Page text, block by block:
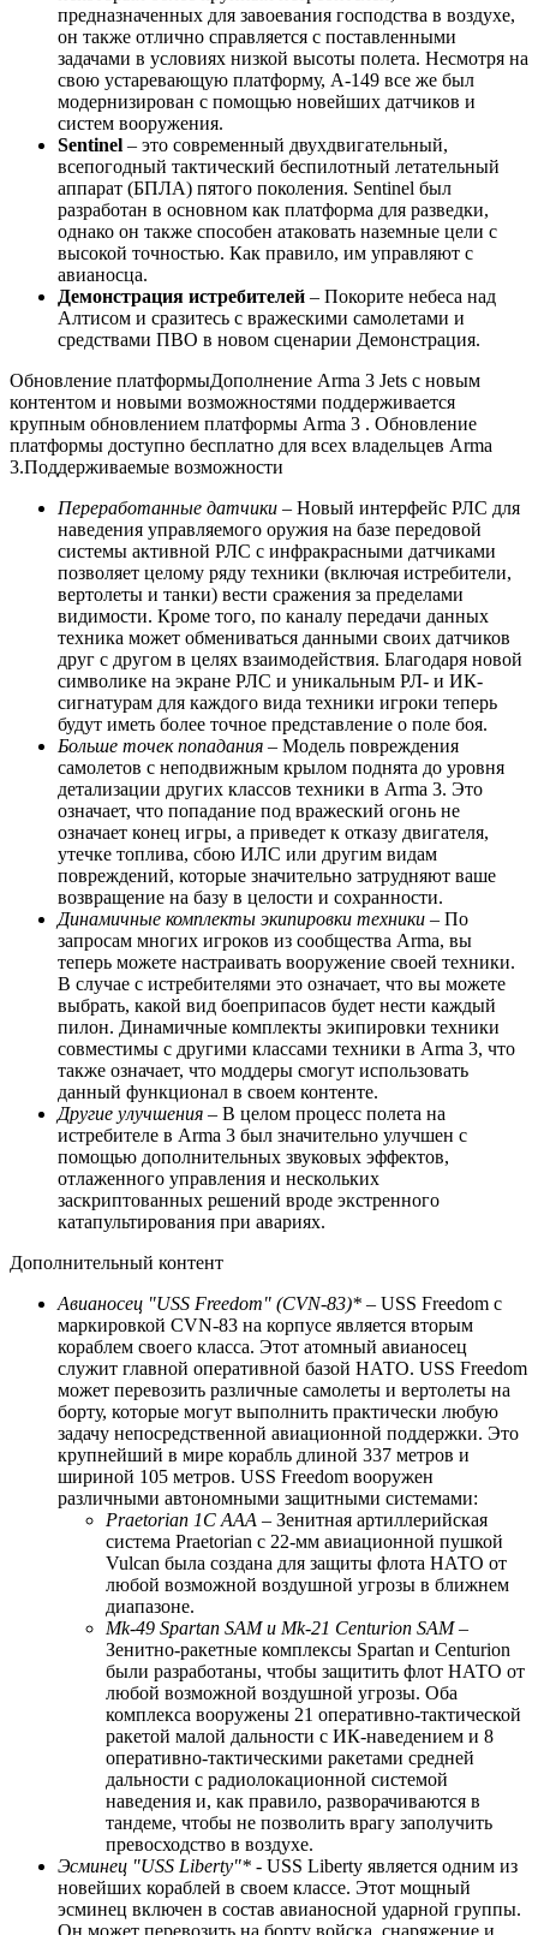
предназначенных для завоевания господства в воздухе,
он также отлично справляется с поставленными
задачами в условиях низкой высоты полета. Несмотря на
свою устаревающую платформу, A-149 все же был
модернизирован с помощью новейших датчиков и
систем вооружения.
Sentinel – это современный двухдвигательный,
всепогодный тактический беспилотный летательный
аппарат (БПЛА) пятого поколения. Sentinel был
разработан в основном как платформа для разведки,
однако он также способен атаковать наземные цели с
высокой точностью. Как правило, им управляют с
авианосца.
Демонстрация истребителей – Покорите небеса над
Алтисом и сразитесь с вражескими самолетами и
средствами ПВО в новом сценарии Демонстрация.
Обновление платформыДополнение Arma 3 Jets с новым
контентом и новыми возможностями поддерживается
крупным обновлением платформы Arma 3 . Обновление
платформы доступно бесплатно для всех владельцев Arma
3.Поддерживаемые возможности
Переработанные датчики – Новый интерфейс РЛС для
наведения управляемого оружия на базе передовой
системы активной РЛС с инфракрасными датчиками
позволяет целому ряду техники (включая истребители,
вертолеты и танки) вести сражения за пределами
видимости. Кроме того, по каналу передачи данных
техника может обмениваться данными своих датчиков
друг с другом в целях взаимодействия. Благодаря новой
символике на экране РЛС и уникальным РЛ- и ИК-
сигнатурам для каждого вида техники игроки теперь
будут иметь более точное представление о поле боя.
Больше точек попадания – Модель повреждения
самолетов с неподвижным крылом поднята до уровня
детализации других классов техники в Arma 3. Это
означает, что попадание под вражеский огонь не
означает конец игры, а приведет к отказу двигателя,
утечке топлива, сбою ИЛС или другим видам
повреждений, которые значительно затрудняют ваше
возвращение на базу в целости и сохранности.
Динамичные комплекты экипировки техники – По
запросам многих игроков из сообщества Arma, вы
теперь можете настраивать вооружение своей техники.
В случае с истребителями это означает, что вы можете
выбрать, какой вид боеприпасов будет нести каждый
пилон. Динамичные комплекты экипировки техники
совместимы с другими классами техники в Arma 3, что
также означает, что моддеры смогут использовать
данный функционал в своем контенте.
Другие улучшения – В целом процесс полета на
истребителе в Arma 3 был значительно улучшен с
помощью дополнительных звуковых эффектов,
отлаженного управления и нескольких
заскриптованных решений вроде экстренного
катапультирования при авариях.
Дополнительный контент
Авианосец "USS Freedom" (CVN-83)* – USS Freedom с
маркировкой CVN-83 на корпусе является вторым
кораблем своего класса. Этот атомный авианосец
служит главной оперативной базой НАТО. USS Freedom
может перевозить различные самолеты и вертолеты на
борту, которые могут выполнить практически любую
задачу непосредственной авиационной поддержки. Это
крупнейший в мире корабль длиной 337 метров и
шириной 105 метров. USS Freedom вооружен
различными автономными защитными системами:
Praetorian 1C AAA – Зенитная артиллерийская
система Praetorian с 22-мм авиационной пушкой
Vulcan была создана для защиты флота НАТО от
любой возможной воздушной угрозы в ближнем
диапазоне.
Mk-49 Spartan SAM и Mk-21 Centurion SAM–
Зенитно-ракетные комплексы Spartan и Centurion
были разработаны, чтобы защитить флот НАТО от
любой возможной воздушной угрозы. Оба
комплекса вооружены 21 оперативно-тактической
ракетой малой дальности с ИК-наведением и 8
оперативно-тактическими ракетами средней
дальности с радиолокационной системой
наведения и, как правило, разворачиваются в
тандеме, чтобы не позволить врагу заполучить
превосходство в воздухе.
Эсминец "USS Liberty"* - USS Liberty является одним из
новейших кораблей в своем классе. Этот мощный
эсминец включен в состав авианосной ударной группы.
Он может перевозить на борту войска, снаряжение и